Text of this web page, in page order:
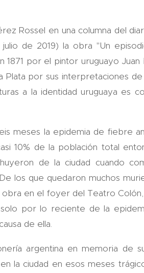
Rossel en una columna del
de 2019) la obra "Un
por el pintor uruguayo Juan
por sus interpretaciones
a la identidad uruguaya es
meses la epidemia de fiebre
10% de la población total
de la ciudad cuando
los que quedaron muchos
obra en el foyer del Teatro
por lo reciente de la
de ella.
argentina en memoria de
la ciudad en esos meses